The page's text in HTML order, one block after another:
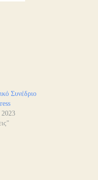
Συνέδριο